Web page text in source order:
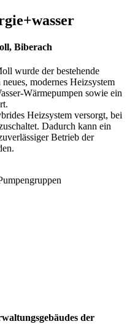
Biberach
wurde der bestehende
modernes Heizsystem
Wärmepumpen sowie ein
Heizsystem versorgt, bei
Dadurch kann ein
Betrieb der
der